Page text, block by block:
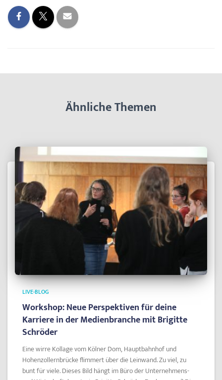
Ähnliche Themen
LIVE-BLOG
Workshop: Neue Perspektiven für deine
Karriere in der Medienbranche mit Brigitte
Schröder
Eine wirre Kollage vom Kölner Dom, Hauptbahnhof und
Hohenzollernbrücke flimmert über die Leinwand. Zu viel, zu
bunt für viele. Dieses Bild hängt im Büro der Unternehmens-